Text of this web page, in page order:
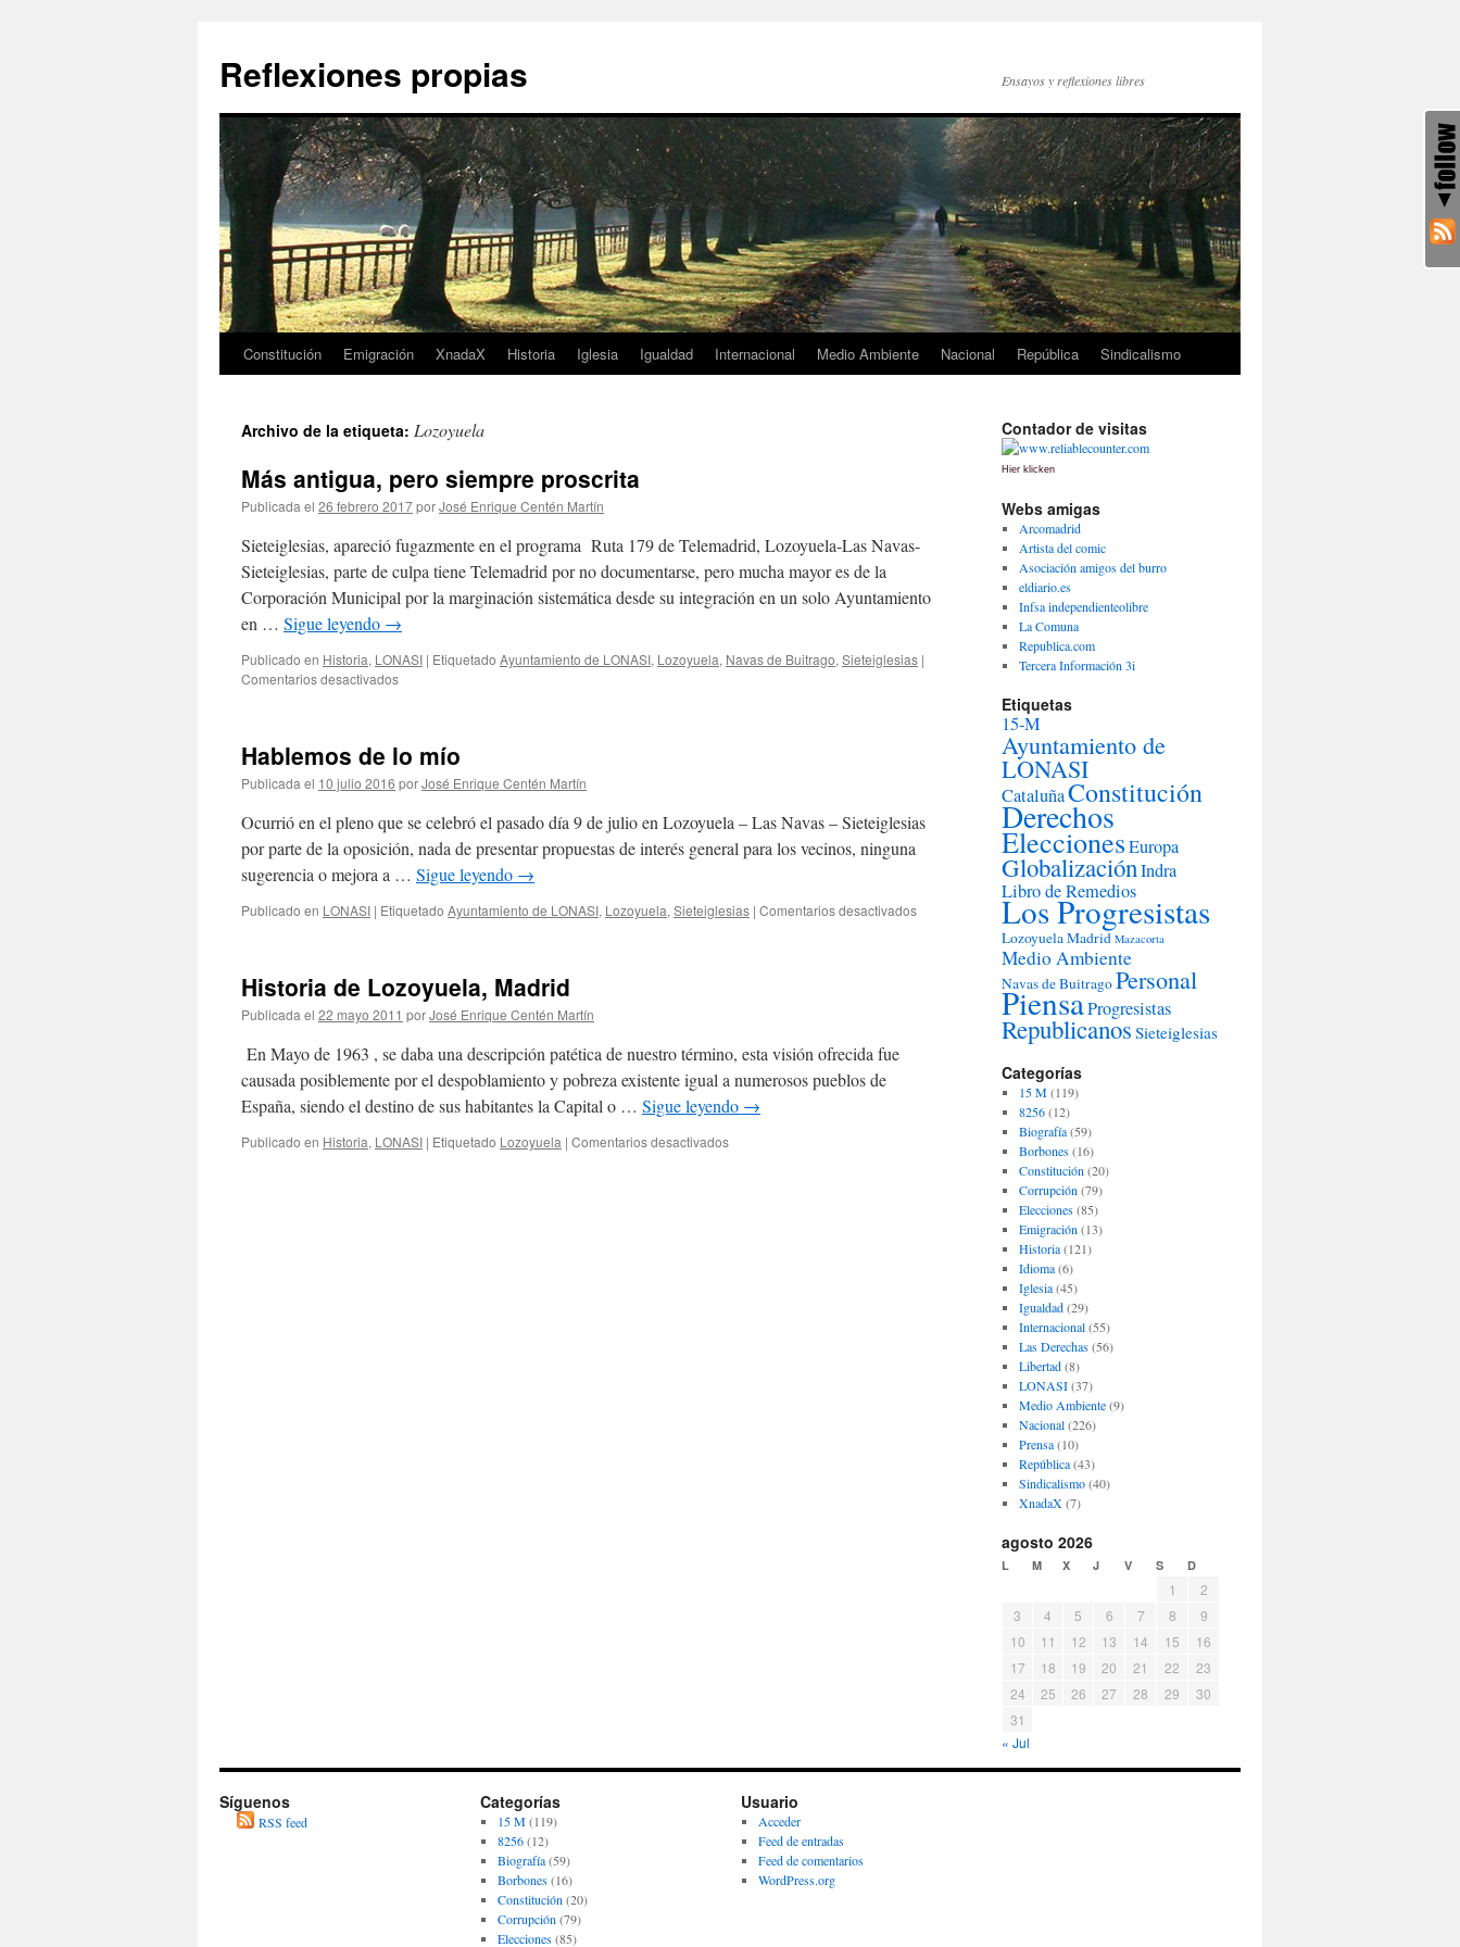
contenido
Reflexiones propias Ensayos y reflexiones libres
Constitución Emigración XnadaX Historia Iglesia Igualdad Internacional Medio Ambiente Nacional República Sindicalismo
Archivo de la etiqueta: Lozoyuela
Más antigua, pero siempre proscrita
Publicada el 26 febrero 2017porJosé Enrique Centén Martín
Sieteiglesias, apareció fugazmente en el programa Ruta 179 de Telemadrid, Lozoyuela-Las Navas-
Sieteiglesias, parte de culpa tiene Telemadrid por no documentarse, pero mucha mayor es de la
Corporación Municipal por la marginación sistemática desde su integración en un solo Ayuntamiento
en … Sigue leyendo →
Publicado en Historia, LONASI | Etiquetado Ayuntamiento de LONASI, Lozoyuela, Navas de Buitrago, Sieteiglesias |
Comentarios desactivadosen
siempre
proscrita
Hablemos de lo mío
Publicada el 10 julio 2016 porJosé Enrique Centén Martín
Ocurrió en el pleno que se celebró el pasado día 9 de julio en Lozoyuela – Las Navas – Sieteiglesias
por parte de la oposición, nada de presentar propuestas de interés general para los vecinos, ninguna
sugerencia o mejora a … Sigue leyendo →
Publicado en LONASI | Etiquetado Ayuntamiento de LONASI, Lozoyuela, Sieteiglesias | Comentarios desactivadosen
Historia de Lozoyuela, Madrid
Publicada el 22 mayo 2011 porJosé Enrique Centén Martín
En Mayo de 1963 , se daba una descripción patética de nuestro término, esta visión ofrecida fue
causada posiblemente por el despoblamiento y pobreza existente igual a numerosos pueblos de
España, siendo el destino de sus habitantes la Capital o … Sigue leyendo →
Publicado en Historia, LONASI | Etiquetado Lozoyuela | Comentarios desactivadosen
Contador de visitas
Hier klicken
Webs amigas
Arcomadrid
Artista del comic
Asociación amigos del burro
eldiario.es
Infsa independienteolibre
La Comuna
Republica.com
Tercera Información 3i
Etiquetas
15-M
Ayuntamiento de
LONASI
CataluñaConstitución
Derechos
EleccionesEuropa
GlobalizaciónIndra
Libro de Remedios
Los Progresistas
LozoyuelaMadrid Mazacorta
Medio Ambiente
Navas de BuitragoPersonal
PiensaProgresistas
Republicanos Sieteiglesias
Categorías
15 M(119)
8256(12)
Biografía(59)
Borbones(16)
Constitución (20)
Corrupción (79)
Elecciones(85)
Emigración (13)
Historia(121)
Idioma(6)
Iglesia(45)
Igualdad(29)
Internacional(55)
Las Derechas(56)
Libertad(8)
LONASI(37)
Medio Ambiente(9)
Nacional(226)
Prensa(10)
República(43)
Sindicalismo(40)
XnadaX(7)
agosto 2026
L M X J V S D
1
2
3
4 5 6 7 8
9
10
11 12 13 14 15
16
17
18 19 20 21 22
23
24
25 26 27 28 29
30
31
« Jul
Síguenos
RSS feed
Categorías
15 M(119)
8256(12)
Biografía(59)
Borbones(16)
Constitución (20)
Corrupción (79)
Elecciones(85)
Usuario
Acceder
Feed de entradas
Feed de comentarios
WordPress.org